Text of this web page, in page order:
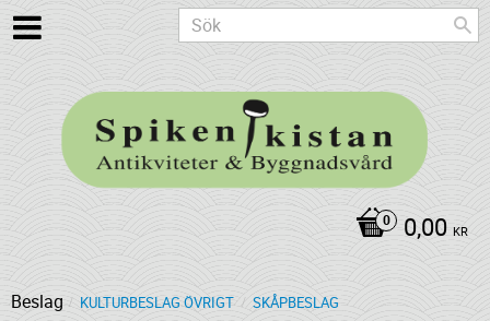
0,00 KR
Beslag KULTURBESLAG ÖVRIGT SKÅPBESLAG